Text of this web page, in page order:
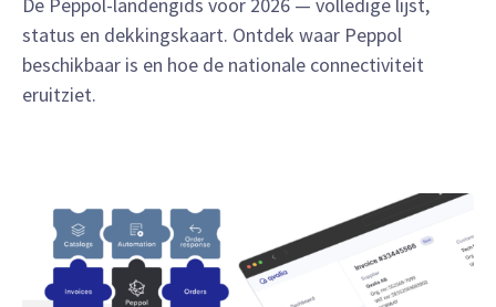
De Peppol-landengids voor 2026 — volledige lijst,
status en dekkingskaart. Ontdek waar Peppol
beschikbaar is en hoe de nationale connectiviteit
eruitziet.